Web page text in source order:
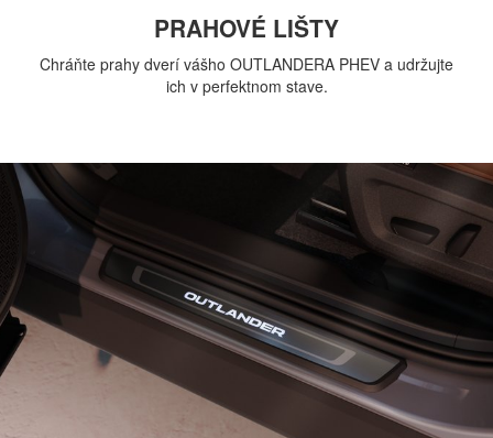
PRAHOVÉ LIŠTY
Chráňte prahy dverí vášho OUTLANDERA PHEV a udržujte
ich v perfektnom stave.